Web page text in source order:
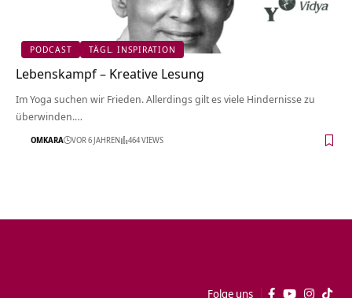
PODCAST TÄGL. INSPIRATION
Lebenskampf – Kreative Lesung
Im Yoga suchen wir Frieden. Allerdings gilt es viele Hindernisse zu
überwinden.…
OMKARA VOR 6 JAHREN 464 VIEWS
Folge uns